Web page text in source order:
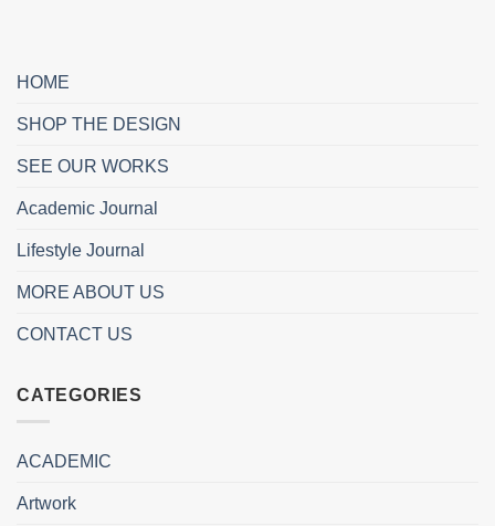
HOME
SHOP THE DESIGN
SEE OUR WORKS
Academic Journal
Lifestyle Journal
MORE ABOUT US
CONTACT US
CATEGORIES
ACADEMIC
Artwork